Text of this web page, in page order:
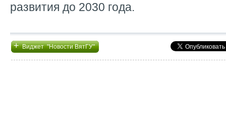
развития до 2030 года.
+Виджет "Новости ВятГУ"